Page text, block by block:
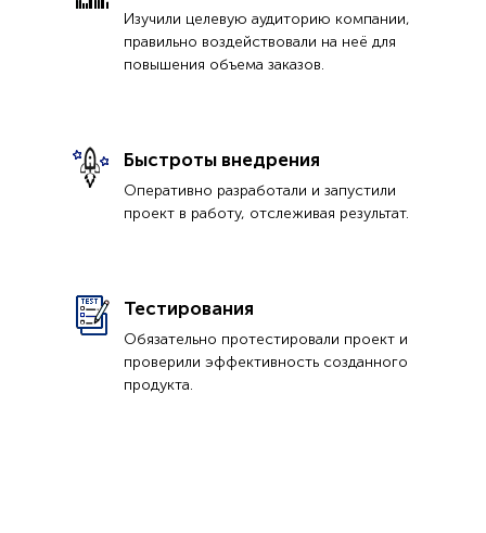
Изучили целевую аудиторию компании,
правильно воздействовали на неё для
повышения объема заказов.
Быстроты внедрения
Оперативно разработали и запустили
проект в работу, отслеживая результат.
Тестирования
Обязательно протестировали проект и
проверили эффективность созданного
продукта.